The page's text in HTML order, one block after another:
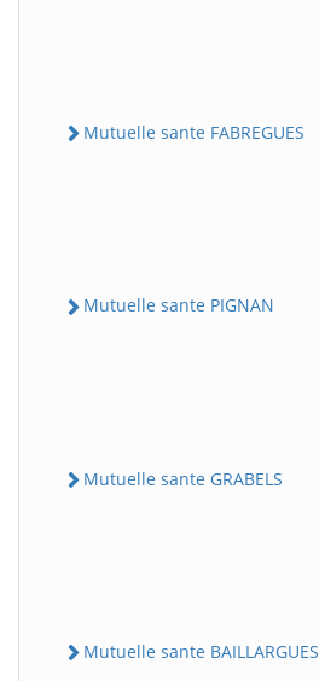
Mutuelle sante FABREGUES
Mutuelle sante PIGNAN
Mutuelle sante GRABELS
Mutuelle sante BAILLARGUES